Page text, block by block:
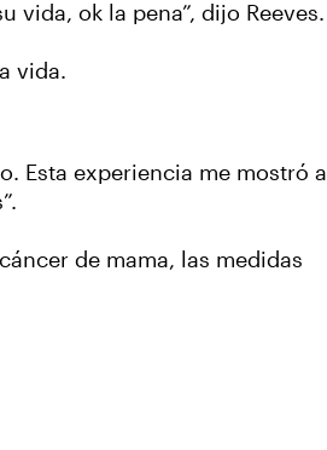
vida, ok la pena”, dijo Reeves.
vida.
Esta experiencia me mostró a
de mama, las medidas